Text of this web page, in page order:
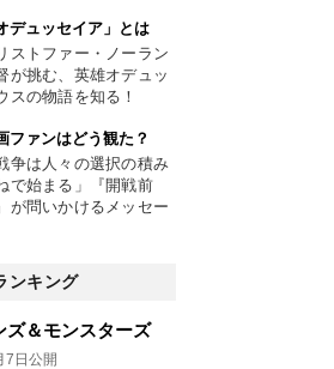
デュッセイア」とは
ストファー・ノーラン
が挑む、英雄オデュッ
スの物語を知る！
ファンはどう観た？
争は人々の選択の積み
で始まる」『開戦前
が問いかけるメッセー
ンキング
ズ＆モンスターズ
7日公開